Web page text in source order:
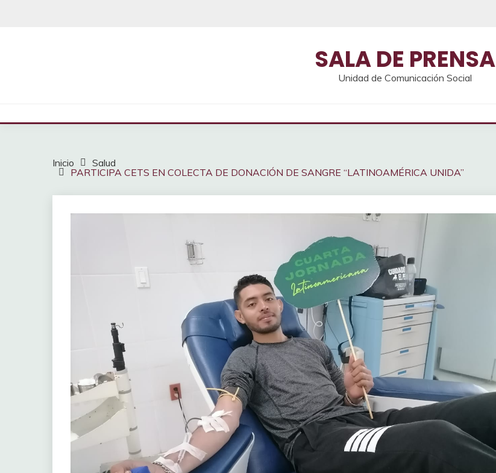
SALA DE PRENSA
Unidad de Comunicación Social
Inicio
Salud
PARTICIPA CETS EN COLECTA DE DONACIÓN DE SANGRE “LATINOAMÉRICA UNIDA”